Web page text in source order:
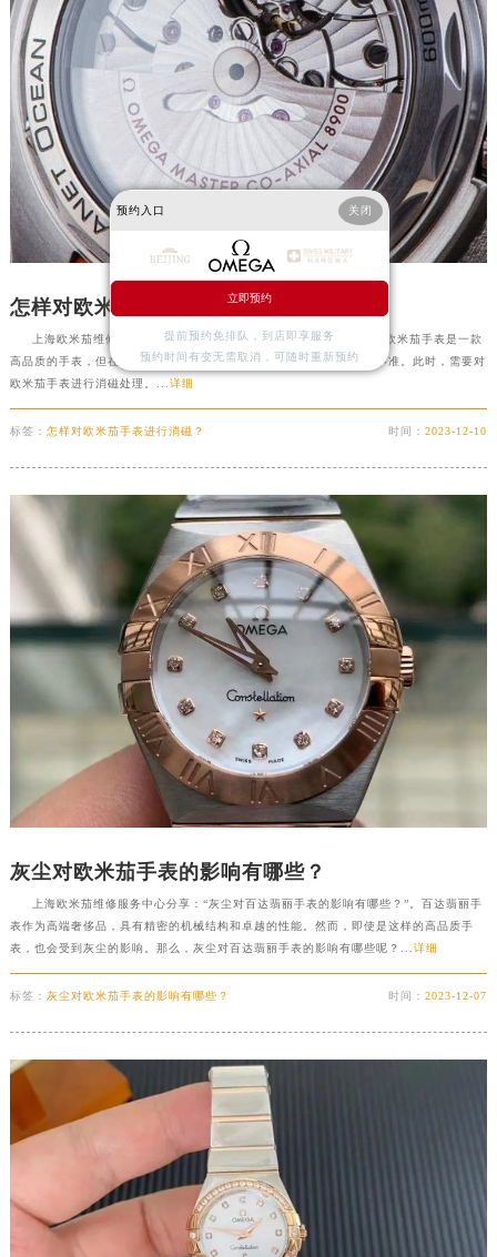
怎样对欧米茄手表进行消磁？
上海欧米茄维修服务中心分享：“怎样对欧米茄手表进行消磁？”。欧米茄手表是一款
高品质的手表，但在使用过程中，可能会受到磁场的影响，导致走时不准。此时，需要对
欧米茄手表进行消磁处理。... 详细
标签： 怎样对欧米茄手表进行消磁？ 时间：2023-12-10
灰尘对欧米茄手表的影响有哪些？
上海欧米茄维修服务中心分享：“灰尘对百达翡丽手表的影响有哪些？”。百达翡丽手
表作为高端奢侈品，具有精密的机械结构和卓越的性能。然而，即使是这样的高品质手
表，也会受到灰尘的影响。那么，灰尘对百达翡丽手表的影响有哪些呢？... 详细
标签： 灰尘对欧米茄手表的影响有哪些？ 时间：2023-12-07
预约入口 关闭
立即预约
提前预约免排队，到店即享服务
预约时间有变无需取消，可随时重新预约